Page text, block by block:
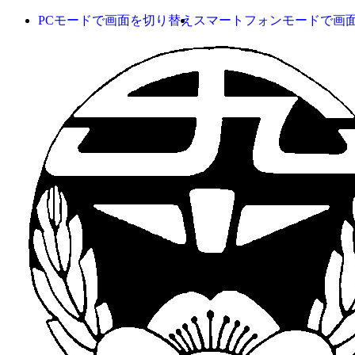
PCモードで画面を切り替え スマートフォンモードで画